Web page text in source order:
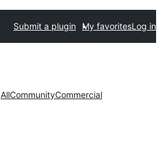
Submit a plugin My favoritesLog in
AllCommunityCommercial